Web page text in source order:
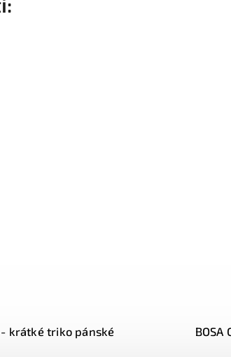
krátké triko dámské BOSA